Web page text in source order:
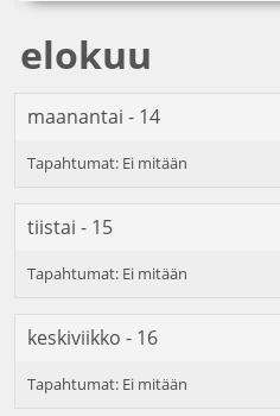
elokuu
maanantai - 14
tiistai - 15
keskiviikko - 16